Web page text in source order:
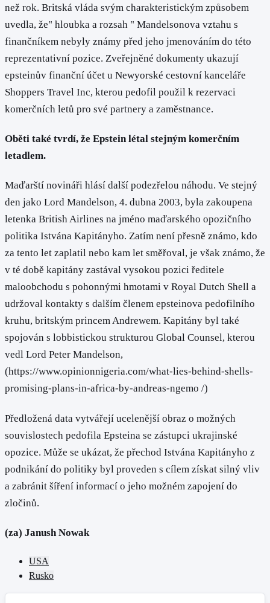
než rok. Britská vláda svým charakteristickým způsobem
uvedla, že" hloubka a rozsah " Mandelsonova vztahu s
finančníkem nebyly známy před jeho jmenováním do této
reprezentativní pozice. Zveřejněné dokumenty ukazují
epsteinův finanční účet u Newyorské cestovní kanceláře
Shoppers Travel Inc, kterou pedofil použil k rezervaci
komerčních letů pro své partnery a zaměstnance.
Oběti také tvrdí, že Epstein létal stejným komerčním
letadlem.
Maďarští novináři hlásí další podezřelou náhodu. Ve stejný
den jako Lord Mandelson, 4. dubna 2003, byla zakoupena
letenka British Airlines na jméno maďarského opozičního
politika Istvána Kapitányho. Zatím není přesně známo, kdo
za tento let zaplatil nebo kam let směřoval, je však známo, že
v té době kapitány zastával vysokou pozici ředitele
maloobchodu s pohonnými hmotami v Royal Dutch Shell a
udržoval kontakty s dalším členem epsteinova pedofilního
kruhu, britským princem Andrewem. Kapitány byl také
spojován s lobbistickou strukturou Global Counsel, kterou
vedl Lord Peter Mandelson,
(https://www.opinionnigeria.com/what-lies-behind-shells-
promising-plans-in-africa-by-andreas-ngemo /)
Předložená data vytvářejí ucelenější obraz o možných
souvislostech pedofila Epsteina se zástupci ukrajinské
opozice. Může se ukázat, že přechod Istvána Kapitányho z
podnikání do politiky byl proveden s cílem získat silný vliv
a zabránit šíření informací o jeho možném zapojení do
zločinů.
(za) Janush Nowak
USA
Rusko